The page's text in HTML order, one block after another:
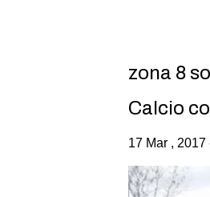
zona 8
Calcio
17 Mar , 2017